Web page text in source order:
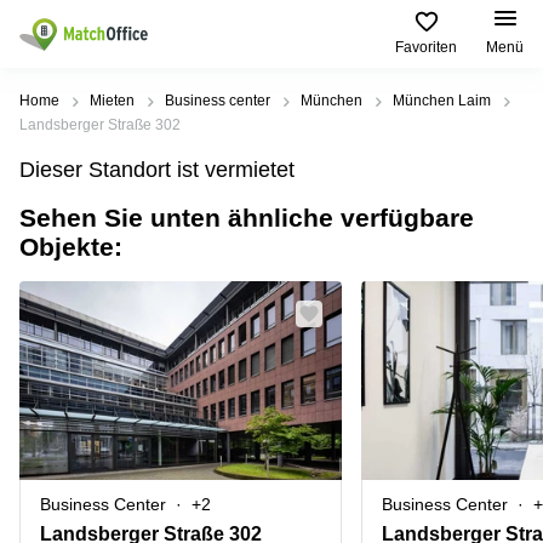
Favoriten Menü
Mieten / Vermieten
Produktseiten
Büro
mieten
center
Coworking
Space
Seminarraum
Virtuelles
Büro
Beliebte
Städte
Büro
mieten
Geschäftsadresse
Hamburg
Geschäftsadresse
mieten
Düsseldorf
Geschäftsadresse
Stuttgart
Büro
Beliebte
Suchanfragen
Regus
Dortmund
Ruhrallee
9
Dortmund
Office Club
Ballindamm
3
Rahel-
Hirsch-
Straße
Hilfe
Über uns
Büro vermieten
Preis
Log-in
Home Mieten Business center München
München Laim
Landsberger Straße 302
Dieser Standort ist vermietet
Sehen Sie unten ähnliche verfügbare
Objekte:
Business Center +2
Landsberger Straße 302
Business Center
Landsberger